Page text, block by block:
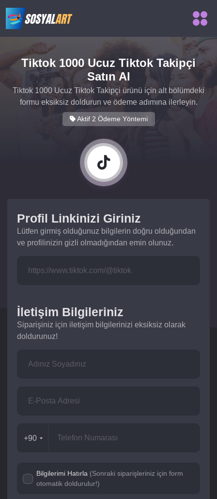
Tiktok 1000 Ucuz Tiktok Takipçi
Satın Al
Tiktok 1000 Ucuz Tiktok Takipçi ürünü için alt bölümdeki
formu eksiksiz doldurun ve ödeme adımına ilerleyin.
Aktif 2 Ödeme Yöntemi
Profil Linkinizi Giriniz
Lütfen girmiş olduğunuz bilgilerin doğru olduğundan
ve profilinizin gizli olmadığından emin olunuz.
İletişim Bilgileriniz
Siparişiniz için iletişim bilgilerinizi eksiksiz olarak
doldurunuz!
+90
Bilgilerimi Hatırla (Sonraki siparişleriniz için form
otomatik doldurulur!)